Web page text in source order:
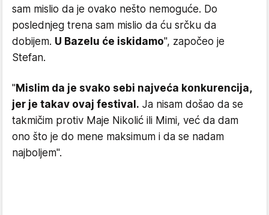
sam mislio da je ovako nešto nemoguće. Do
poslednjeg trena sam mislio da ću srčku da
dobijem. U Bazelu će iskidamo", započeo je
Stefan.
"Mislim da je svako sebi najveća konkurencija,
jer je takav ovaj festival. Ja nisam došao da se
takmičim protiv Maje Nikolić ili Mimi, već da dam
ono što je do mene maksimum i da se nadam
najboljem".